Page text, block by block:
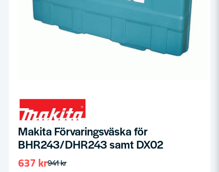
Makita Förvaringsväska för
BHR243/DHR243 samt DX02
941 kr
637 kr